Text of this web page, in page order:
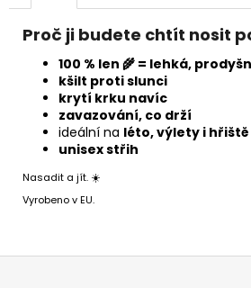
Proč ji budete chtít nosit
100 % len 🌾 = lehká,
kšilt proti slunci
krytí krku navíc
zavazování, co drží
ideální na léto, výlety i hřiště
unisex střih
Nasadit a jít. ☀️
Vyrobeno v EU.
Z